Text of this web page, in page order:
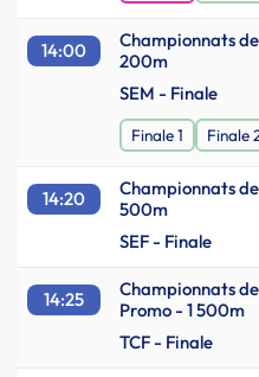
14:00
Championnats
200m
SEM - Finale
Finale 1 Finale
14:20
Championnats
500m
SEF - Finale
14:25
Championnats
Promo - 1 500m
TCF - Finale